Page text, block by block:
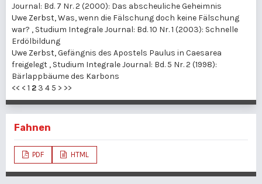
Journal: Bd. 7 Nr. 2 (2000): Das abscheuliche Geheimnis
Uwe Zerbst,Was, wenn die Fälschung doch keine Fälschung
war? , Studium Integrale Journal: Bd. 10 Nr. 1 (2003): Schnelle
Erdölbildung
Uwe Zerbst,Gefängnis des Apostels Paulus in Caesarea
freigelegt , Studium Integrale Journal: Bd. 5 Nr. 2 (1998):
Bärlappbäume des Karbons
<< < 1 2 3 4 5 > >>
Fahnen
PDF HTML